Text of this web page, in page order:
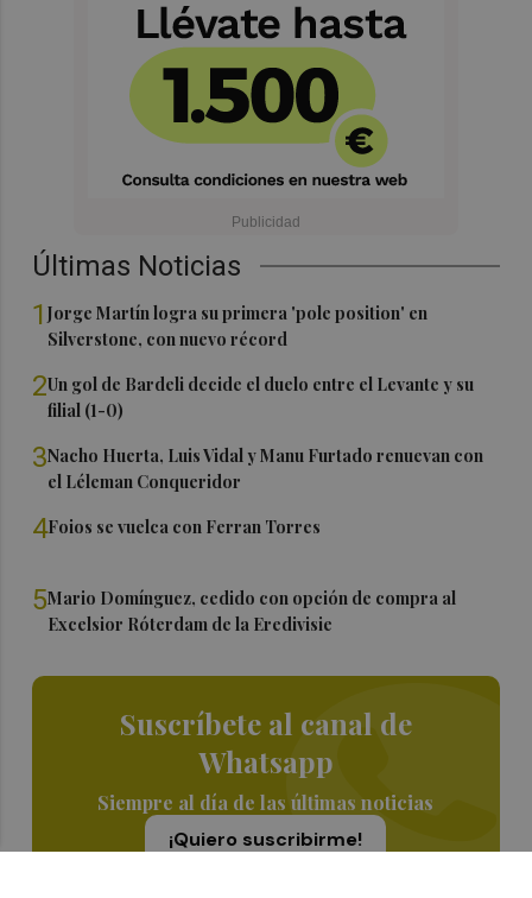
Últimas Noticias
1Jorge Martín logra su primera 'pole position' en
Silverstone, con nuevo récord
2Un gol de Bardeli decide el duelo entre el Levante y su
filial (1-0)
3Nacho Huerta, Luis Vidal y Manu Furtado renuevan con
el Léleman Conqueridor
4Foios se vuelca con Ferran Torres
5Mario Domínguez, cedido con opción de compra al
Excelsior Róterdam de la Eredivisie
Suscríbete al canal de
Whatsapp
Siempre al día de las últimas noticias
¡Quiero suscribirme!